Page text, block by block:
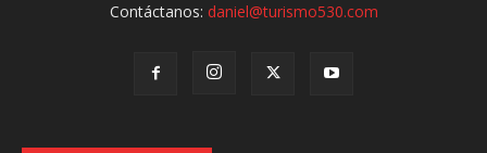
Contáctanos: daniel@turismo530.com